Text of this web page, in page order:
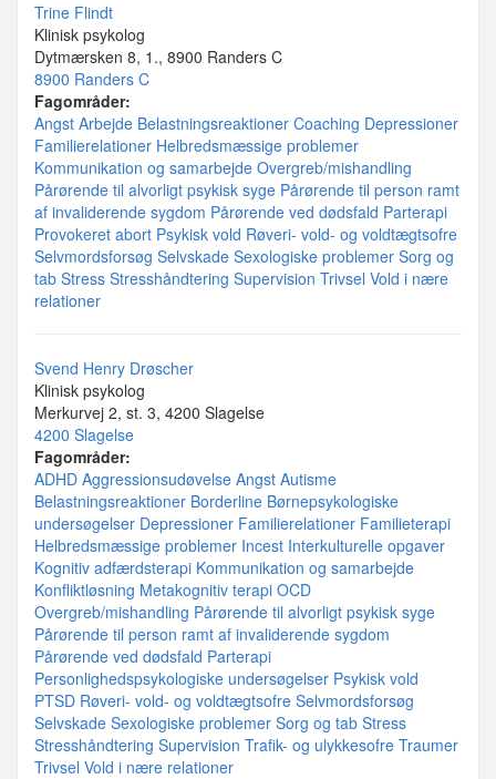
Trine Flindt
Klinisk psykolog
Dytmærsken 8, 1., 8900 Randers C
8900 Randers C
Fagområder:
Angst Arbejde Belastningsreaktioner Coaching Depressioner
Familierelationer Helbredsmæssige problemer
Kommunikation og samarbejde Overgreb/mishandling
Pårørende til alvorligt psykisk syge Pårørende til person ramt
af invaliderende sygdom Pårørende ved dødsfald Parterapi
Provokeret abort Psykisk vold Røveri- vold- og voldtægtsofre
Selvmordsforsøg Selvskade Sexologiske problemer Sorg og
tab Stress Stresshåndtering Supervision Trivsel Vold i nære
relationer
Svend Henry Drøscher
Klinisk psykolog
Merkurvej 2, st. 3, 4200 Slagelse
4200 Slagelse
Fagområder:
ADHD Aggressionsudøvelse Angst Autisme
Belastningsreaktioner Borderline Børnepsykologiske
undersøgelser Depressioner Familierelationer Familieterapi
Helbredsmæssige problemer Incest Interkulturelle opgaver
Kognitiv adfærdsterapi Kommunikation og samarbejde
Konfliktløsning Metakognitiv terapi OCD
Overgreb/mishandling Pårørende til alvorligt psykisk syge
Pårørende til person ramt af invaliderende sygdom
Pårørende ved dødsfald Parterapi
Personlighedspsykologiske undersøgelser Psykisk vold
PTSD Røveri- vold- og voldtægtsofre Selvmordsforsøg
Selvskade Sexologiske problemer Sorg og tab Stress
Stresshåndtering Supervision Trafik- og ulykkesofre Traumer
Trivsel Vold i nære relationer